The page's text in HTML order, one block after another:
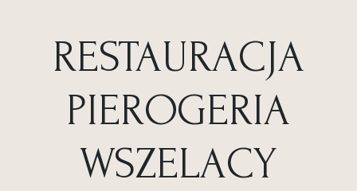
RESTAURACJA
PIEROGERIA
WSZELACY